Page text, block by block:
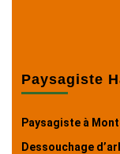
Paysagiste
Paysagiste à
Dessouchage